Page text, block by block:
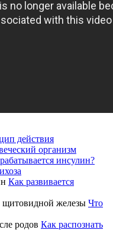
действия
организм
инсулин?
Как развивается
Что
Как распознать